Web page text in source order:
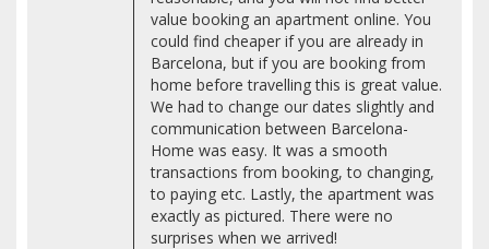
value booking an apartment online. You
could find cheaper if you are already in
Barcelona, but if you are booking from
home before travelling this is great value.
We had to change our dates slightly and
communication between Barcelona-
Home was easy. It was a smooth
transactions from booking, to changing,
to paying etc. Lastly, the apartment was
exactly as pictured. There were no
surprises when we arrived!